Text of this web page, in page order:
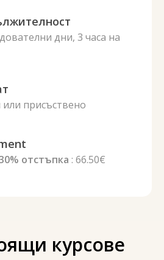
дни, 3 часа на
присъствено
отстъпка : 66.50€
курсове